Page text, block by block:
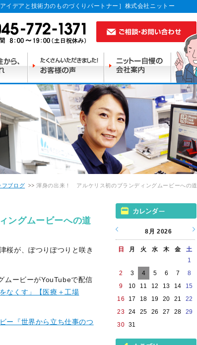
イデアと技術力のものづくりパートナー］株式会社ニットー
フブログ 渾身の出来！ アルケリス初のブランディングムービーへの道
ングムービーへの道
桜が、ぽつりぽつりと咲き
ムービーがYouTubeで配信
なくす」【医療＋工場
ー『世界から立ち仕事のつ
8月 2026
日 月 火 水 木 金
土
1
2
3 4 5 6 7
8
9
10 11 12 13 14
15
16
17 18 19 20 21
22
23 24 25 26 27 28
29
30 31